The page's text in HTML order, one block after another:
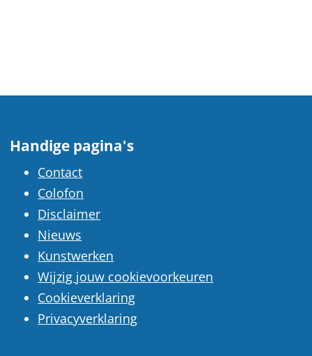
Handige pagina's
Contact
Colofon
Disclaimer
Nieuws
Kunstwerken
Wijzig jouw cookievoorkeuren
Cookieverklaring
Privacyverklaring